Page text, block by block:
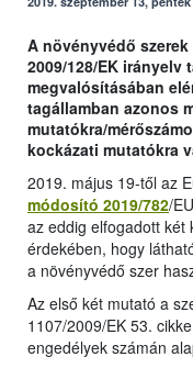
A növényvédő
2009/128/EK
megvalósításában
tagállamban azonos
mutatókra/
kockázati mutatókra
2019. május 19-től az
módosító 2019/782/
az eddig elfogadott két
érdekében, hogy
a növényvédő szer
Az első két mutató a
1107/2009/EK 53.
engedélyek számán